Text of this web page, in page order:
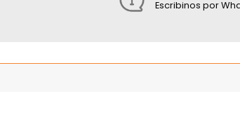
Escribinos por